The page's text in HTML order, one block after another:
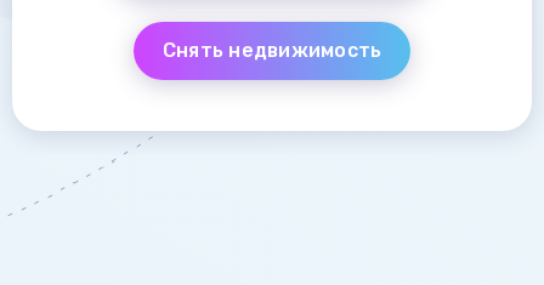
Снять недвижимость